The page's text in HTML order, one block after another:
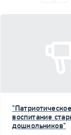
воспитание
дошкольников"